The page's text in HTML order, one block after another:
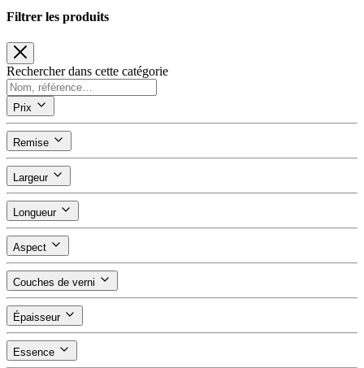
Filtrer les produits
Rechercher dans cette catégorie
Prix
Remise
Largeur
Longueur
Aspect
Couches de verni
Épaisseur
Essence